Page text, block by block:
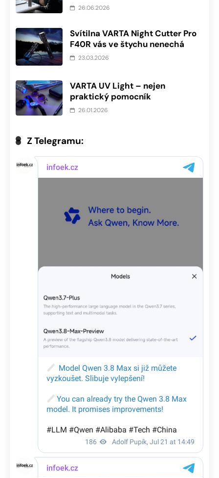
26.06.2026
Svítilna VARTA Night Cutter Pro
F40R vás ve štychu nenechá
23.03.2026
VARTA UV Light – nejen
praktický pomocník
26.01.2026
Z Telegramu: